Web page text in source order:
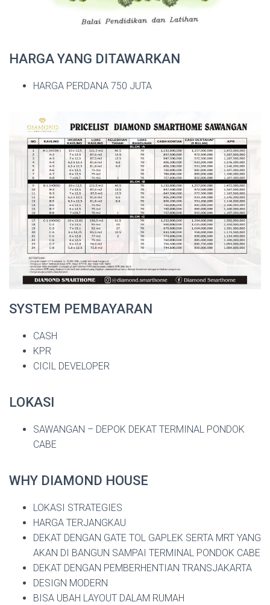
HARGA YANG DITAWARKAN
HARGA PERDANA 750 JUTA
SYSTEM PEMBAYARAN
CASH
KPR
CICIL DEVELOPER
LOKASI
SAWANGAN – DEPOK DEKAT TERMINAL PONDOK
CABE
WHY DIAMOND HOUSE
LOKASI STRATEGIES
HARGA TERJANGKAU
DEKAT DENGAN GATE TOL GAPLEK SERTA MRT YANG
AKAN DI BANGUN SAMPAI TERMINAL PONDOK CABE
DEKAT DENGAN PEMBERHENTIAN TRANSJAKARTA
DESIGN MODERN
BISA UBAH LAYOUT DALAM RUMAH